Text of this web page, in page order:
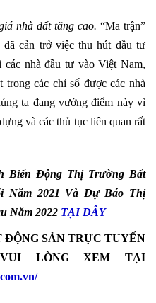
nhà đất tăng cao. “Ma trận”
cản trở việc thu hút đầu tư
nhà đầu tư vào Việt Nam,
các chỉ số được các nhà
ta đang vướng điểm này vì
và các thủ tục liên quan rất
Biến Động Thị Trường Bất
Năm 2021 Và Dự Báo Thị
Năm 2022 TẠI ĐÂY
SẢN TRỰC TUYẾN
LÒNG XEM TẠI